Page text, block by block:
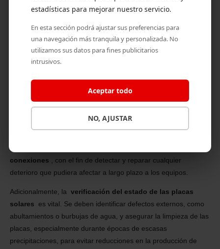
a lo largo del tiempo. Si bien los usuarios pueden llevar a cabo
instalaciones de gran escala requieren la intervención de
técnicos especializados en energía solar. En Electra Maxim,
enfatizamos la importancia de adoptar un enfoque dual en el
mantenimiento preventivo
es fundamental para prevenir
fallas y prolongar la vida útil del sistema. Este proceso incluye
inspecciones visuales y verificaciones de rendimiento, con el
objetivo de mantener las condiciones de funcionamiento dentro
mantenimiento es la
conexiones , con el fin de detectar y reparar cualquier
deterioro que pudiera afectar a largo plazo a los equipos.
Adicionalmente, la verificación del estado de las placas
solares
es vital. Se deben identificar defectos externos, como
abultamientos o burbujas de agua, y asegurar la limpieza de las
placas, especialmente durante épocas de escasas
precipitaciones, para evitar reducciones en la producción de
estadísticas para mejorar nuestro servicio.
En esta sección podrá ajustar sus preferencias para
una navegación más tranquila y personalizada. No
utilizamos sus datos para fines publicitarios
intrusivos.
Aceptar todo
NO, AJUSTAR